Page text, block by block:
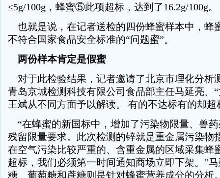
≤5g/100g，蜂蜜⑤此项超标，达到了16.2g/100g。
也就是说，在记者送检的四份蜂蜜样本中，
不符合国家食品安全标准的“问题蜜”。
两份样本肯定是假蜜
对于此检验结果，记者邀请了北京市理化分析
青岛京城检测科技有限公司食品部主任马延亮、
王斌从不同方面予以解读。 有的不达标有的却超
“在蜂蜜的新国标中，增加了污染物限量、兽
残留限量要求。此次检测的锌就是重金属污染物
在空气污染比较严重的、含重金属的区域采集蜂
超标，我们必须第一时间通知商场立即下架。”
糖、葡萄糖和蔗糖则是针对蜂蜜营养成分的分析